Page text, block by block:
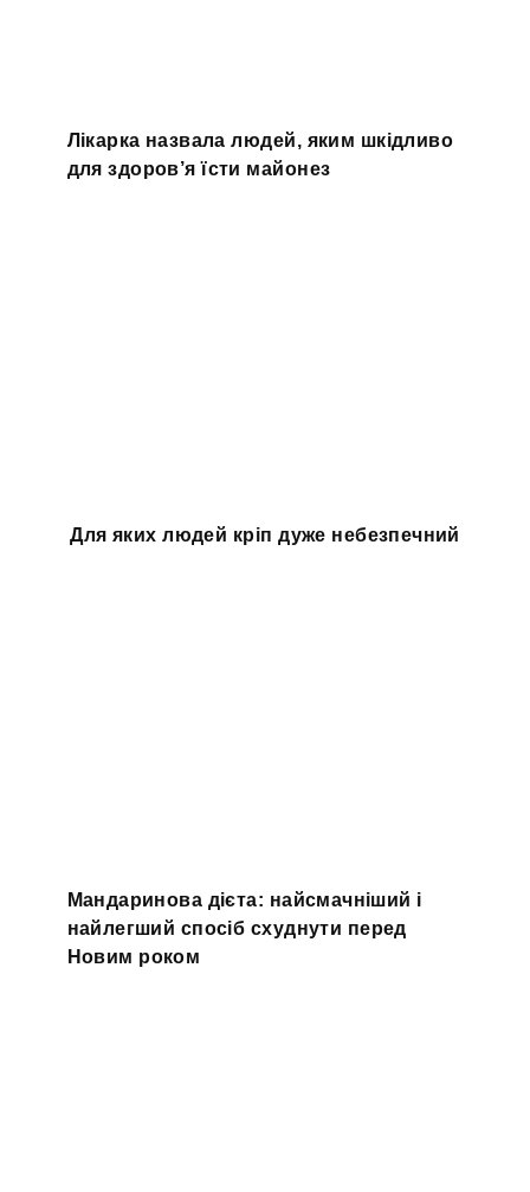
Лікарка назвала людей, яким шкідливо
для здоров’я їсти майонез
Для яких людей кріп дуже небезпечний
Мандаринова дієта: найсмачніший і
найлегший спосіб схуднути перед
Новим роком